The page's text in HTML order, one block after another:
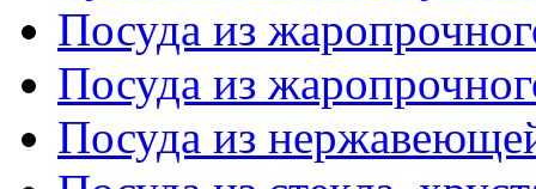
Посуда из
Посуда из
Посуда из